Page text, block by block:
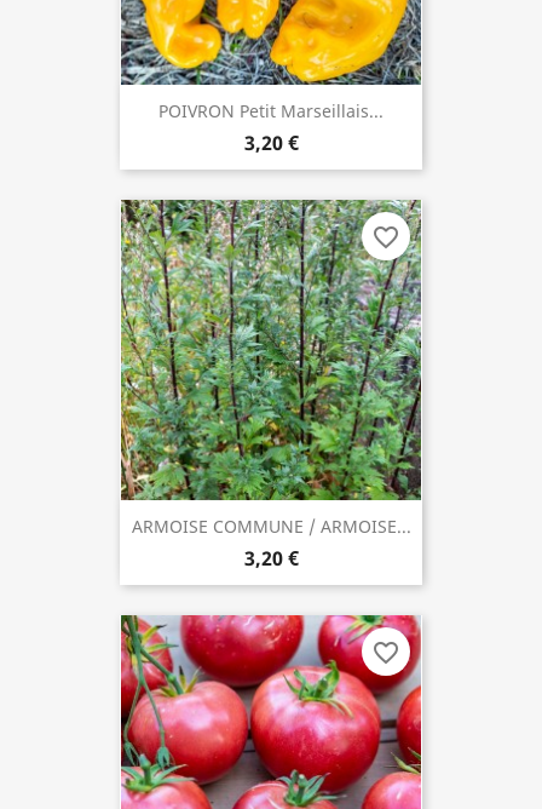
POIVRON Petit Marseillais...
3,20 €
ARMOISE COMMUNE / ARMOISE...
3,20 €
favorite_border
favorite_border